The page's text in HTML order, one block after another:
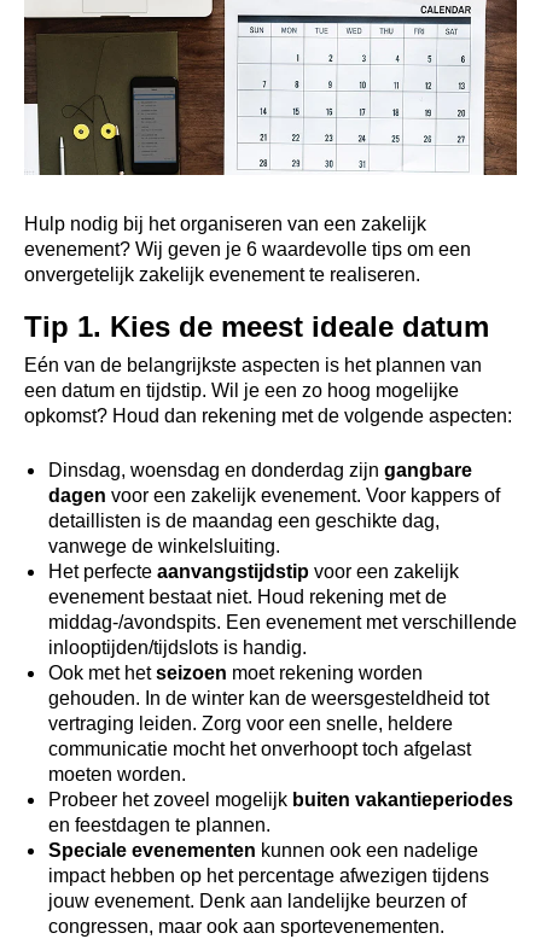
Hulp nodig bij het organiseren van een zakelijk
evenement? Wij geven je 6 waardevolle tips om een
onvergetelijk zakelijk evenement te realiseren.
Tip 1. Kies de meest ideale datum
Eén van de belangrijkste aspecten is het plannen van
een datum en tijdstip. Wil je een zo hoog mogelijke
opkomst? Houd dan rekening met de volgende aspecten:
Dinsdag, woensdag en donderdag zijn gangbare
dagen voor een zakelijk evenement. Voor kappers of
detaillisten is de maandag een geschikte dag,
vanwege de winkelsluiting.
Het perfecte aanvangstijdstip voor een zakelijk
evenement bestaat niet. Houd rekening met de
middag-/avondspits. Een evenement met verschillende
inlooptijden/tijdslots is handig.
Ook met hetseizoen moet rekening worden
gehouden. In de winter kan de weersgesteldheid tot
vertraging leiden. Zorg voor een snelle, heldere
communicatie mocht het onverhoopt toch afgelast
moeten worden.
Probeer het zoveel mogelijk buiten vakantieperiodes
en feestdagen te plannen.
Speciale evenementen kunnen ook een nadelige
impact hebben op het percentage afwezigen tijdens
jouw evenement. Denk aan landelijke beurzen of
congressen, maar ook aan sportevenementen.